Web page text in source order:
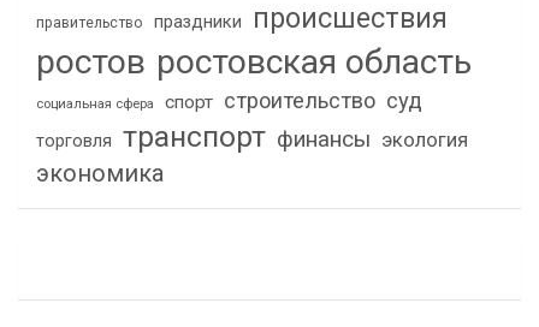
правительство праздники происшествия
ростов ростовская область
социальная сфера спорт строительство суд
торговля транспорт финансы экология
экономика